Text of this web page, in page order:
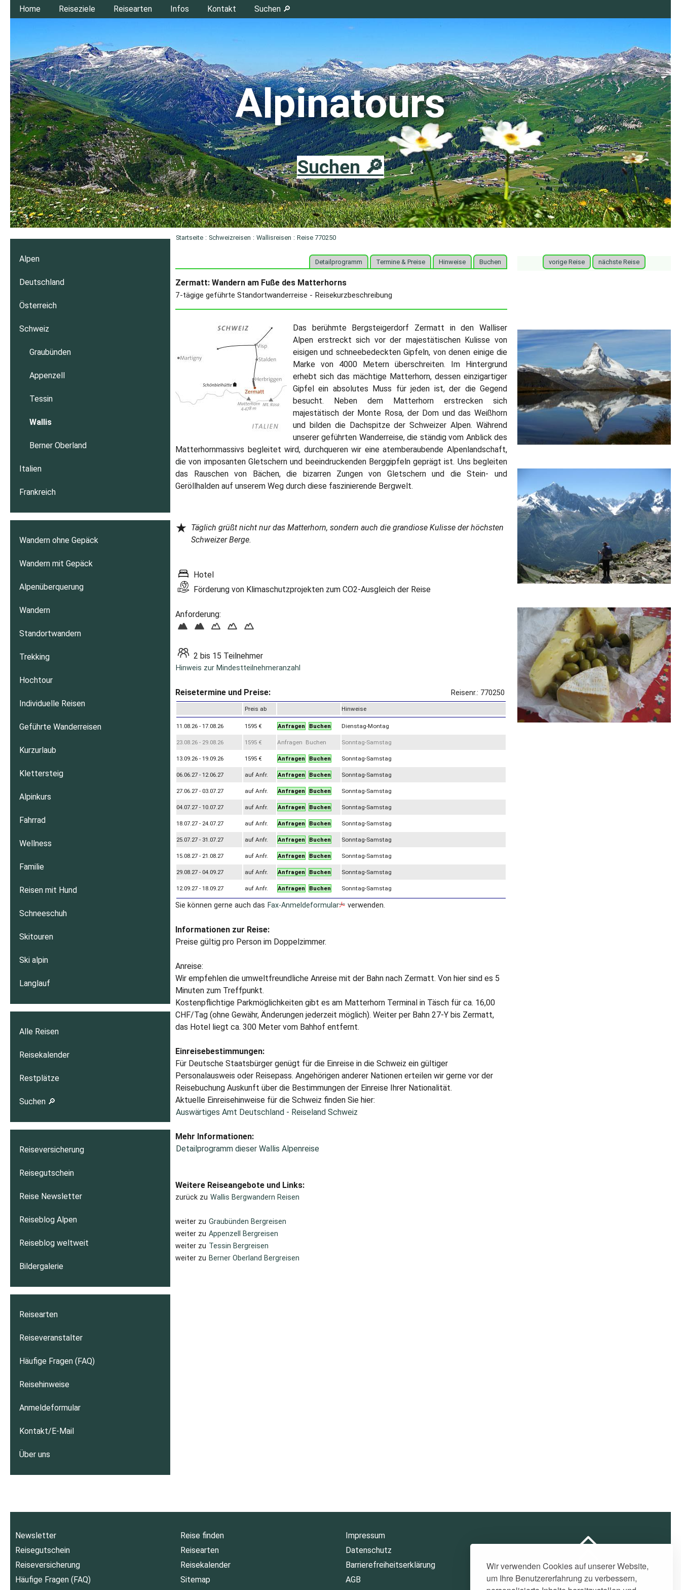
Wir verwenden Cookies auf unserer Website,
um Ihre Benutzererfahrung zu verbessern,
Home Reiseziele Reisearten Infos Kontakt Suchen 🔎
Suchen 🔎
Alpinatours
Startseite : Schweizreisen : Wallisreisen : Reise 770250
Detailprogramm Termine & Preise Hinweise Buchen
Zermatt: Wandern am Fuße des Matterhorns
7-tägige geführte Standortwanderreise - Reisekurzbeschreibung
Das berühmte Bergsteigerdorf Zermatt in den Walliser
Alpen erstreckt sich vor der majestätischen Kulisse von
eisigen und schneebedeckten Gipfeln, von denen einige die
Marke von 4000 Metern überschreiten. Im Hintergrund
erhebt sich das mächtige Matterhorn, dessen einzigartiger
Gipfel ein absolutes Muss für jeden ist, der die Gegend
besucht. Neben dem Matterhorn erstrecken sich
majestätisch der Monte Rosa, der Dom und das Weißhorn
und bilden die Dachspitze der Schweizer Alpen. Während
unserer geführten Wanderreise, die ständig vom Anblick des
Matterhornmassivs begleitet wird, durchqueren wir eine atemberaubende Alpenlandschaft,
die von imposanten Gletschern und beeindruckenden Berggipfeln geprägt ist. Uns begleiten
das Rauschen von Bächen, die bizarren Zungen von Gletschern und die Stein- und
Geröllhalden auf unserem Weg durch diese faszinierende Bergwelt.
★ Täglich grüßt nicht nur das Matterhorn, sondern auch die grandiose Kulisse der höchsten
Schweizer Berge.
Hotel
Förderung von Klimaschutzprojekten zum CO2-Ausgleich der Reise
Anforderung:
2 bis 15 Teilnehmer
Hinweis zur Mindestteilnehmeranzahl
Reisetermine und Preise: Reisenr.: 770250
Preis ab Hinweise
11.08.26 - 17.08.26 1595 € Anfragen Buchen Dienstag-Montag
23.08.26 - 29.08.26 1595 € Anfragen Buchen Sonntag-Samstag
13.09.26 - 19.09.26 1595 € Anfragen Buchen Sonntag-Samstag
06.06.27 - 12.06.27 auf Anfr. Anfragen Buchen Sonntag-Samstag
27.06.27 - 03.07.27 auf Anfr. Anfragen Buchen Sonntag-Samstag
04.07.27 - 10.07.27 auf Anfr. Anfragen Buchen Sonntag-Samstag
18.07.27 - 24.07.27 auf Anfr. Anfragen Buchen Sonntag-Samstag
25.07.27 - 31.07.27 auf Anfr. Anfragen Buchen Sonntag-Samstag
15.08.27 - 21.08.27 auf Anfr. Anfragen Buchen Sonntag-Samstag
29.08.27 - 04.09.27 auf Anfr. Anfragen Buchen Sonntag-Samstag
12.09.27 - 18.09.27 auf Anfr. Anfragen Buchen Sonntag-Samstag
Sie können gerne auch das Fax-Anmeldeformular verwenden.
Informationen zur Reise:
Preise gültig pro Person im Doppelzimmer.
Anreise:
Wir empfehlen die umweltfreundliche Anreise mit der Bahn nach Zermatt. Von hier sind es 5
Minuten zum Treffpunkt.
Kostenpflichtige Parkmöglichkeiten gibt es am Matterhorn Terminal in Täsch für ca. 16,00
CHF/Tag (ohne Gewähr, Änderungen jederzeit möglich). Weiter per Bahn 27-Y bis Zermatt,
das Hotel liegt ca. 300 Meter vom Bahhof entfernt.
Einreisebestimmungen:
Für Deutsche Staatsbürger genügt für die Einreise in die Schweiz ein gültiger
Personalausweis oder Reisepass. Angehörigen anderer Nationen erteilen wir gerne vor der
Reisebuchung Auskunft über die Bestimmungen der Einreise Ihrer Nationalität.
Aktuelle Einreisehinweise für die Schweiz finden Sie hier:
Auswärtiges Amt Deutschland - Reiseland Schweiz
Mehr Informationen:
Detailprogramm dieser Wallis Alpenreise
Weitere Reiseangebote und Links:
zurück zu Wallis Bergwandern Reisen
weiter zu Graubünden Bergreisen
weiter zu Appenzell Bergreisen
weiter zu Tessin Bergreisen
weiter zu Berner Oberland Bergreisen
Alpen
Deutschland
Österreich
Schweiz
Graubünden
Appenzell
Tessin
Wallis
Berner Oberland
Italien
Frankreich
Wandern ohne Gepäck
Wandern mit Gepäck
Alpenüberquerung
Wandern
Standortwandern
Trekking
Hochtour
Individuelle Reisen
Geführte Wanderreisen
Kurzurlaub
Klettersteig
Alpinkurs
Fahrrad
Wellness
Familie
Reisen mit Hund
Schneeschuh
Skitouren
Ski alpin
Langlauf
Alle Reisen
Reisekalender
Restplätze
Suchen 🔎
Reiseversicherung
Reisegutschein
Reise Newsletter
Reiseblog Alpen
Reiseblog weltweit
Bildergalerie
Reisearten
Reiseveranstalter
Häufige Fragen (FAQ)
Reisehinweise
Anmeldeformular
Kontakt/E-Mail
Über uns
vorige Reise nächste Reise
Newsletter
Reisegutschein
Reiseversicherung
Häufige Fragen (FAQ)
Reise finden
Reisearten
Reisekalender
Sitemap
Impressum
Datenschutz
Barrierefreiheitserklärung
AGB